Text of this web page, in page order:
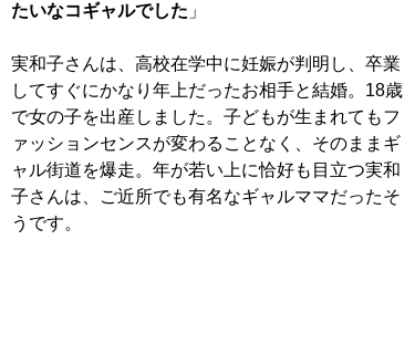
たいなコギャルでした 」
実和子さんは、高校在学中に妊娠が判明し、卒業
してすぐにかなり年上だったお相手と結婚。18歳
で女の子を出産しました。子どもが生まれてもフ
ァッションセンスが変わることなく、そのままギ
ャル街道を爆走。年が若い上に恰好も目立つ実和
子さんは、ご近所でも有名なギャルママだったそ
うです。